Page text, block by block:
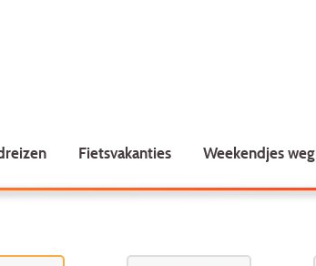
Fietsvakanties Weekendjes weg